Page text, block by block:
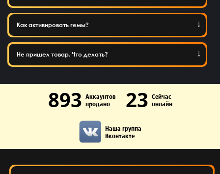
Как активировать гемы?
Не пришел товар. Что делать?
893 Аккаунтов
продано
23 Сейчас
онлайн
Наша группа
Вконтакте